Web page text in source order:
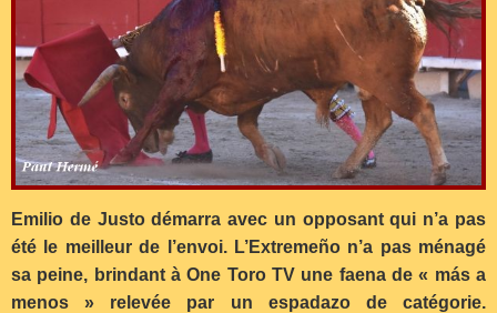
Emilio de Justo démarra avec un opposant qui n’a pas
été le meilleur de l’envoi. L’Extremeño n’a pas ménagé
sa peine, brindant à One Toro TV une faena de « más a
menos » relevée par un espadazo de catégorie.